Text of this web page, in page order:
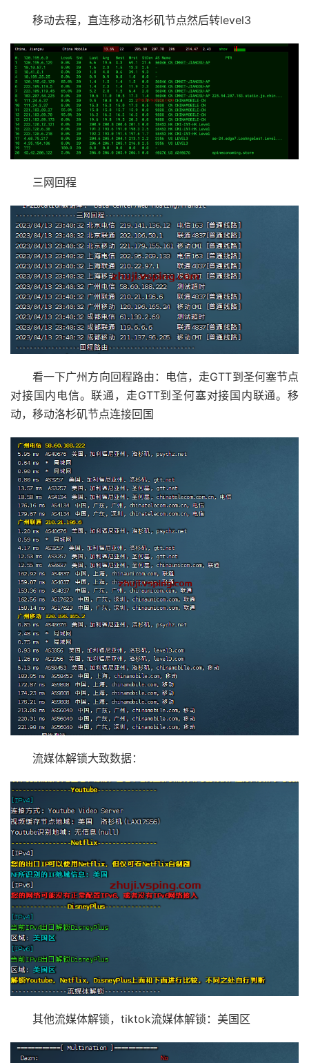
移动去程，直连移动洛杉矶节点然后转level3
三网回程
看一下广州方向回程路由：电信，走GTT到圣何塞节点
对接国内电信。联通，走GTT到圣何塞对接国内联通。移
动，移动洛杉矶节点连接回国
流媒体解锁大致数据：
其他流媒体解锁，tiktok流媒体解锁：美国区